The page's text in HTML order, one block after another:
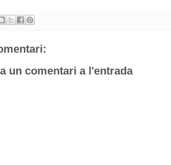
un comentari a l'entrada